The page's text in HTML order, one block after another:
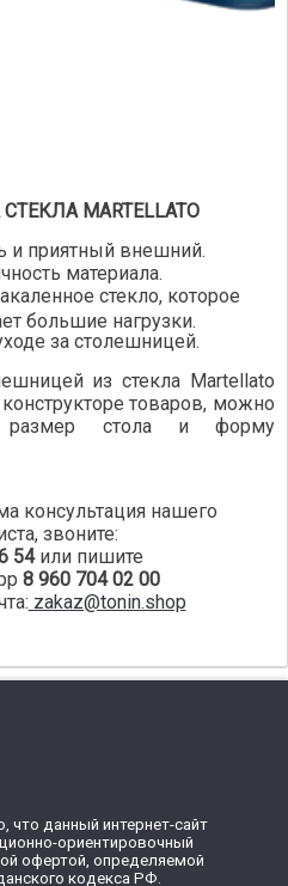
MARTELLATO
и приятный внешний.
материала.
стекло, которое
большие нагрузки.
за столешницей.
из стекла Martellato
товаров, можно
размер стола и форму
консультация нашего
звоните:
54или пишите
8 960 704 02 00
zakaz@tonin.shop
данный интернет-сайт
ориентировочный
офертой, определяемой
кодекса РФ.